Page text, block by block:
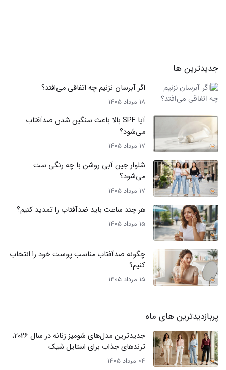
جدیدترین ها
اگر آبرسان نزنیم چه اتفاقی می‌افتد؟
18 مرداد 1405
آیا SPF بالا باعث سنگین شدن ضدآفتاب
می‌شود؟
17 مرداد 1405
شلوار جین آبی روشن با چه رنگی ست
می‌شود؟
17 مرداد 1405
هر چند ساعت باید ضدآفتاب را تمدید کنیم؟
15 مرداد 1405
چگونه ضدآفتاب مناسب پوست خود را انتخاب
کنیم؟
15 مرداد 1405
پربازدیدترین های ماه
جدیدترین مدل‌های شومیز زنانه در سال 2026،
ترندهای جذاب برای استایل شیک
04 مرداد 1405